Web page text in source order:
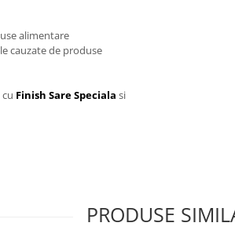
alimentare
cauzate de produse
Finish Sare Speciala si
PRODUSE